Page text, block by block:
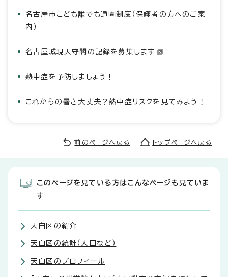
名古屋市こども誰でも通園制度（保護者の方へのご案
内）
名古屋城現天守閣の記録を募集します
熱中症を予防しましょう！
これからの暑さ大丈夫？熱中症リスクを見てみよう！
前のページへ戻る トップページへ戻る
このページを見ている方はこんなページも見ていま
す
天白区の紹介
天白区の統計（人口など）
天白区のプロフィール